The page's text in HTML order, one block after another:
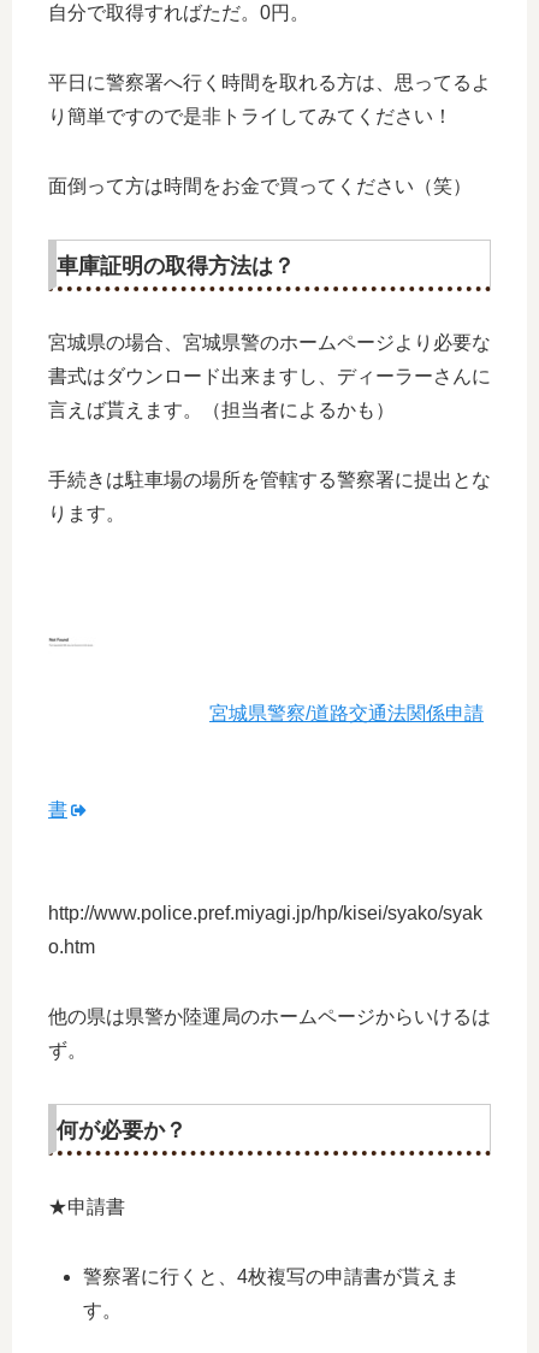
自分で取得すればただ。0円。
平日に警察署へ行く時間を取れる方は、思ってるよ
り簡単ですので是非トライしてみてください！
面倒って方は時間をお金で買ってください（笑）
車庫証明の取得方法は？
宮城県の場合、宮城県警のホームページより必要な
書式はダウンロード出来ますし、ディーラーさんに
言えば貰えます。（担当者によるかも）
手続きは駐車場の場所を管轄する警察署に提出とな
ります。
宮城県警察/道路交通法関係申請
書
http://www.police.pref.miyagi.jp/hp/kisei/syako/syak
o.htm
他の県は県警か陸運局のホームページからいけるは
ず。
何が必要か？
★申請書
警察署に行くと、4枚複写の申請書が貰えま
す。